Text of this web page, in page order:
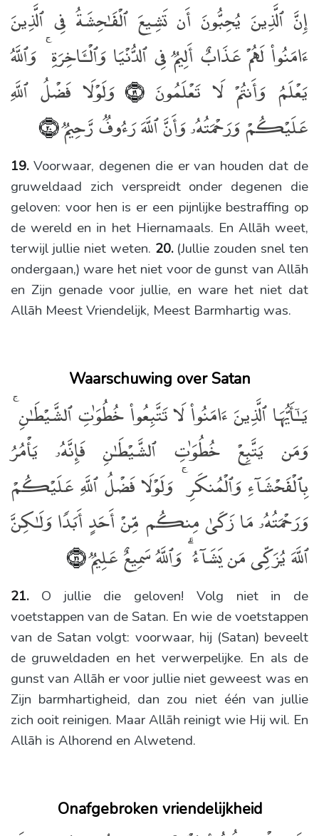
19. Voorwaar, degenen die er van houden dat de
gruweldaad zich verspreidt onder degenen die
geloven: voor hen is er een pijnlijke bestraffing op
de wereld en in het Hiernamaals. En Allāh weet,
terwijl jullie niet weten. 20. (Jullie zouden snel ten
ondergaan,) ware het niet voor de gunst van Allāh
en Zijn genade voor jullie, en ware het niet dat
Allāh Meest Vriendelijk, Meest Barmhartig was.
إِنَّ ٱلَّذِينَ يُحِبُّونَ أَن تَشِيعَ ٱلْفَـٰحِشَةُ فِى ٱلَّذِينَ
ءَامَنُوا۟ لَهُمْ عَذَابٌ أَلِيمٌۭ فِى ٱلدُّنْيَا وَٱلْـَٔاخِرَةِ ۚ وَٱللَّهُ
يَعْلَمُ وَأَنتُمْ لَا تَعْلَمُونَ﴿١٩﴾
وَلَوْلَا فَضْلُ ٱللَّهِ
عَلَيْكُمْ وَرَحْمَتُهُۥ وَأَنَّ ٱللَّهَ رَءُوفٌۭ رَّحِيمٌۭ﴿٢٠﴾
Waarschuwing over Satan
21.
O jullie die geloven! Volg niet in de
voetstappen van de Satan. En wie de voetstappen
van de Satan volgt: voorwaar, hij (Satan) beveelt
de gruweldaden en het verwerpelijke. En als de
gunst van Allāh er voor jullie niet geweest was en
Zijn barmhartigheid, dan zou niet één van jullie
zich ooit reinigen. Maar Allāh reinigt wie Hij wil. En
Allāh is Alhorend en Alwetend.
يَـٰٓأَيُّهَا ٱلَّذِينَ ءَامَنُوا۟ لَا تَتَّبِعُوا۟ خُطُوَٰتِ ٱلشَّيْطَـٰنِ ۚ
وَمَن يَتَّبِعْ خُطُوَٰتِ ٱلشَّيْطَـٰنِ فَإِنَّهُۥ يَأْمُرُ
بِٱلْفَحْشَآءِ وَٱلْمُنكَرِ ۚ وَلَوْلَا فَضْلُ ٱللَّهِ عَلَيْكُمْ
وَرَحْمَتُهُۥ مَا زَكَىٰ مِنكُم مِّنْ أَحَدٍ أَبَدًۭا وَلَـٰكِنَّ
ٱللَّهَ يُزَكِّى مَن يَشَآءُ ۗ وَٱللَّهُ سَمِيعٌ عَلِيمٌۭ﴿٢١﴾
Onafgebroken vriendelijkheid